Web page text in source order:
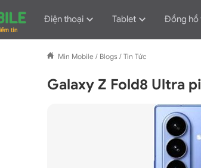
Điện thoại Tablet Đồng hồ
Min Mobile / Blogs / Tin Tức
Galaxy Z Fold8 Ultra